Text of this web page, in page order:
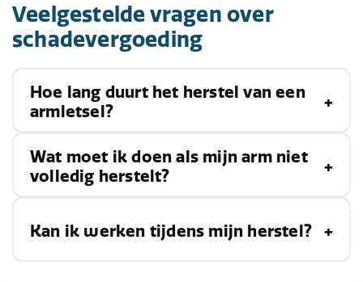
Veelgestelde vragen over
schadevergoeding
Hoe lang duurt het herstel van een
armletsel?
De hersteltijd varieert afhankelijk van de ernst
van het letsel. Lichtere verwondingen kunnen
zenuwbeschadigingen maanden kunnen
Wat moet ik doen als mijn arm niet
volledig herstelt?
Als je arm niet volledig herstelt, kan dit wijzen
Kan ik werken tijdens mijn herstel?